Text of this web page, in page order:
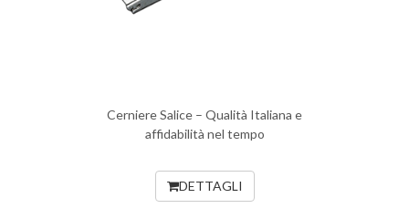
Cerniere Salice – Qualità Italiana e
affidabilità nel tempo
DETTAGLI